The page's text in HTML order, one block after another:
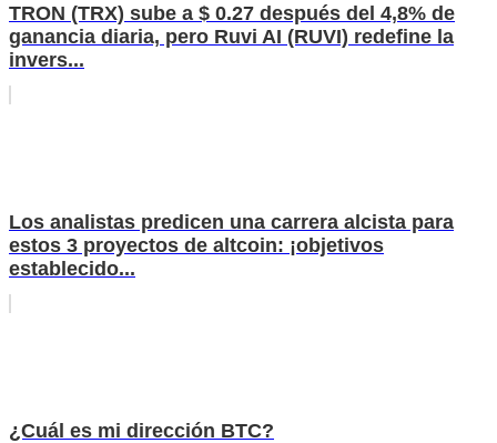
TRON (TRX) sube a $ 0.27 después del 4,8% de
ganancia diaria, pero Ruvi AI (RUVI) redefine la
invers...
Los analistas predicen una carrera alcista para
estos 3 proyectos de altcoin: ¡objetivos
establecido...
¿Cuál es mi dirección BTC?